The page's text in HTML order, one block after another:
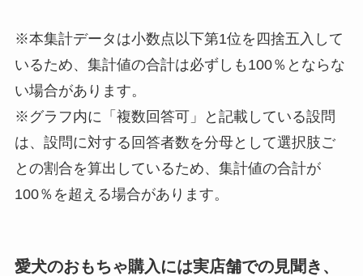
※本集計データは小数点以下第1位を四捨五入して
いるため、集計値の合計は必ずしも100％とならな
い場合があります。
※グラフ内に「複数回答可」と記載している設問
は、設問に対する回答者数を分母として選択肢ご
との割合を算出しているため、集計値の合計が
100％を超える場合があります。
愛犬のおもちゃ購入には実店舗での見聞き、